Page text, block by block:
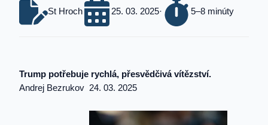
St Hroch 25. 03. 2025· 5–8 minúty
Trump potřebuje rychlá, přesvědčivá vítězství.
Andrej Bezrukov 24. 03. 2025